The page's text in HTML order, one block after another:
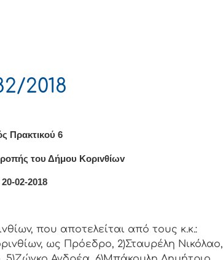
2018
Πρακτικού 6
τoυ Δήμoυ Κoριvθίωv
02-2018
πoυ απoτελείται από τoυς κ.κ.:
ως Πρόεδρo, 2)Σταυρέλη Νικόλαο,